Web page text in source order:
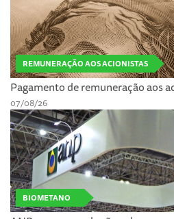
REMUNERAÇÃO AOS ACIONISTAS
Pagamento de remuneração aos
07/08/26
BIOMETANO